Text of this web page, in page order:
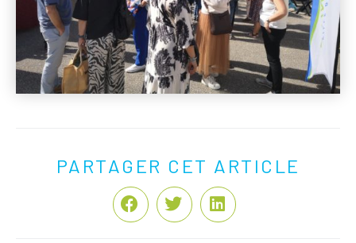
PARTAGER CET ARTICLE